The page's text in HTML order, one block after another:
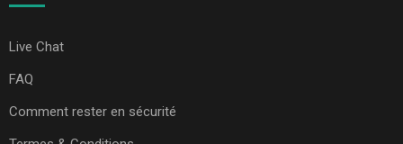
Live Chat
FAQ
Comment rester en sécurité